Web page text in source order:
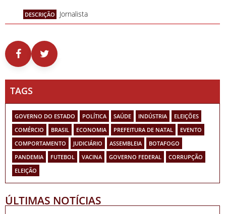
DESCRIÇÃO Jornalista
TAGS
GOVERNO DO ESTADO POLÍTICA SAÚDE INDÚSTRIA
ELEIÇÕES
COMÉRCIO
BRASIL ECONOMIA PREFEITURA DE NATAL
EVENTO
COMPORTAMENTO
JUDICIÁRIO ASSEMBLEIA
BOTAFOGO
PANDEMIA
FUTEBOL VACINA GOVERNO FEDERAL
CORRUPÇÃO
ELEIÇÃO
ÚLTIMAS NOTÍCIAS